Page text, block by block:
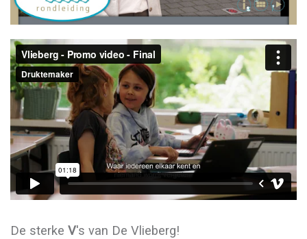
De sterke V's van De Vlieberg!